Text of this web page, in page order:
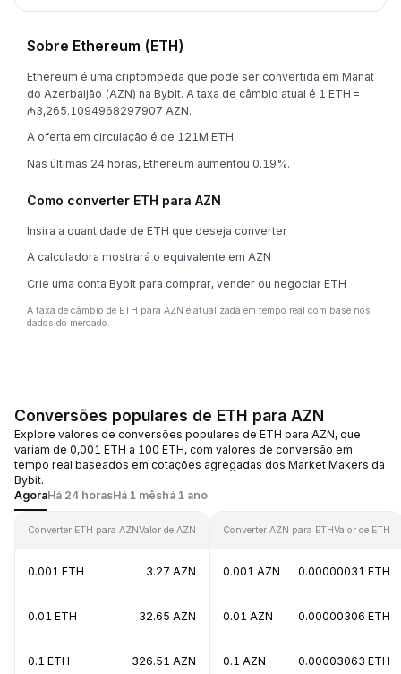
Sobre Ethereum (ETH)
Ethereum é uma criptomoeda que pode ser convertida em Manat
do Azerbaijão (AZN) na Bybit. A taxa de câmbio atual é 1 ETH =
₼3,265.1094968297907 AZN.
A oferta em circulação é de 121M ETH.
Nas últimas 24 horas, Ethereum aumentou 0.19%.
Como converter ETH para AZN
Insira a quantidade de ETH que deseja converter
A calculadora mostrará o equivalente em AZN
Crie uma conta Bybit para comprar, vender ou negociar ETH
A taxa de câmbio de ETH para AZN é atualizada em tempo real com base nos
dados do mercado.
Conversões populares de ETH para AZN
Explore valores de conversões populares de ETH para AZN, que
variam de 0,001 ETH a 100 ETH, com valores de conversão em
tempo real baseados em cotações agregadas dos Market Makers da
Bybit.
AgoraHá 24 horasHá 1 mêshá 1 ano
Converter ETH para AZNValor de AZN
0.001 ETH 3.27 AZN
0.01 ETH 32.65 AZN
0.1 ETH 326.51 AZN
Converter AZN para ETHValor de ETH
0.001 AZN 0.00000031 ETH
0.01 AZN 0.00000306 ETH
0.1 AZN 0.00003063 ETH